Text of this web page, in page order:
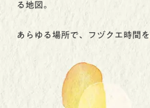
る地図。
あらゆる場所で、フヅクエ時間を